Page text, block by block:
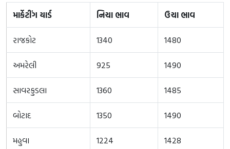
માર્કેટીંગ યાર્ડ નિચા ભાવ ઉચા ભાવ
રાજકોટ 1340 1480
અમરેલી 925 1490
સાવરકુડલા 1360 1485
બોટાદ 1350 1490
મહુવા 1224 1428